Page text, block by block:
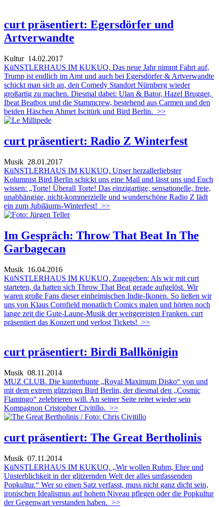
curt präsentiert: Egersdörfer und
Artverwandte
Kultur14.02.2017
KüNSTLERHAUS IM KUKUQ. Das neue Jahr nimmt Fahrt auf,
Trump ist endlich im Amt und auch bei Egersdörfer & Artverwandte
schickt man sich an, den Comedy Standort Nürnberg wieder
großartig zu machen. Diesmal dabei: Ulan & Bator, Hazel Brugger,
Ibeat Beatbox und die Stammcrew, bestehend aus Carmen und den
beiden Häschen Ahmet Iscitürk und Bird Berlin. >>
curt präsentiert: Radio Z Winterfest
Musik 28.01.2017
KüNSTLERHAUS IM KUKUQ. Unser herzallerliebster
Kolumnist Bird Berlin schickt uns eine Mail und lässt uns und Euch
wissen: „Torte! Überall Torte! Das einzigartige, sensationelle, freie,
unabhängige, nicht-kommerzielle und wunderschöne Radio Z lädt
ein zum Jubiläums-Winterfest! >>
Im Gespräch: Throw That Beat In The
Garbagecan
Musik 16.04.2016
KüNSTLERHAUS IM KUKUQ. Zugegeben: Als wir mit curt
starteten, da hatten sich Throw That Beat gerade aufgelöst. Wir
waren große Fans dieser einheimischen Indie-Ikonen. So ließen wir
uns von Klaus Cornfield monatlich Comics malen und hörten noch
lange zeit die Gute-Laune-Musik der weitgereisten Franken. curt
präsentiert das Konzert und verlost Tickets! >>
curt präsentiert: Birdi Ballkönigin
Musik 08.11.2014
MUZ CLUB. Die kunterbunte „Royal Maximum Disko“ von und
mit dem extrem glitzrigen Bird Berlin, der diesmal den „Cosmic
Flamingo“ zelebrieren will. An seiner Seite reitet wieder sein
Kompagnon Cristopher Civitillo. >>
curt präsentiert: The Great Bertholinis
Musik 07.11.2014
KüNSTLERHAUS IM KUKUQ. „Wir wollen Ruhm, Ehre und
Unsterblichkeit in der glitzernden Welt der alles umfassenden
Popkultur.“ Wer so einen Satz verfasst, muss nicht ganz dicht sein,
ironischen Idealismus auf hohem Niveau pflegen oder die Popkultur
der Gegenwart verstanden haben. >>